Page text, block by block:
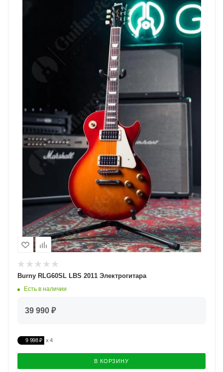
Burny RLG60SL LBS 2011 Электрогитара
Есть в наличии
39 990 ₽
9 998 ₽
В КОРЗИНУ